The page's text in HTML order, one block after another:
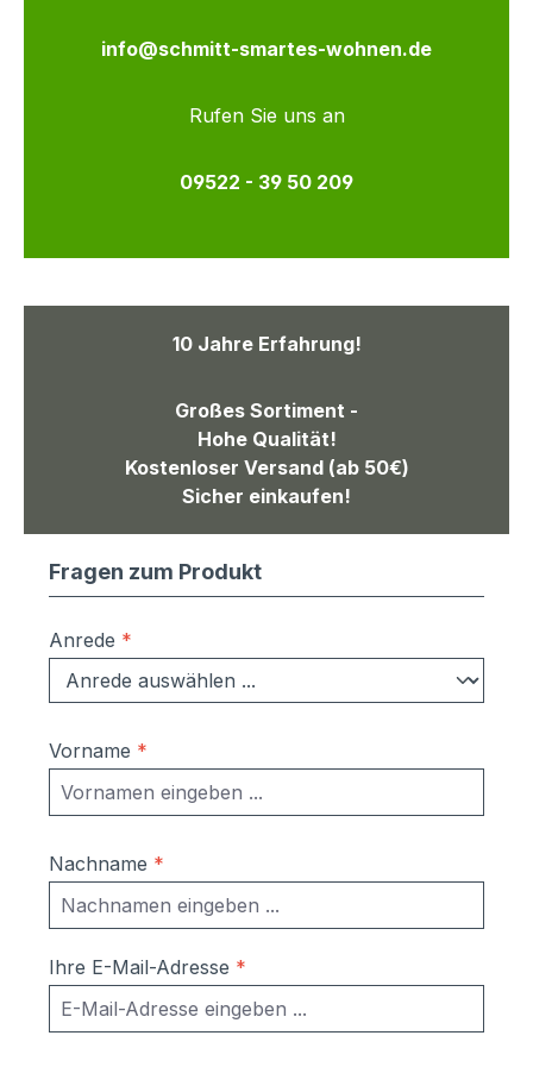
info@schmitt-smartes-wohnen.de
Rufen Sie uns an
09522 - 39 50 209
10 Jahre Erfahrung!
Großes Sortiment -
Hohe Qualität!
Kostenloser Versand (ab 50€)
Sicher einkaufen!
Fragen zum Produkt
Anrede *
Vorname *
Nachname *
Ihre E-Mail-Adresse *